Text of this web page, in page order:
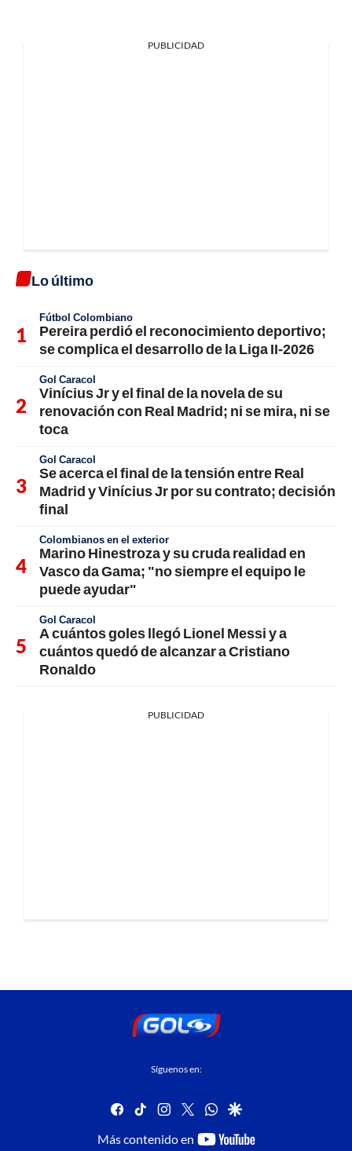
PUBLICIDAD
Lo último
Fútbol Colombiano
Pereira perdió el reconocimiento deportivo;
se complica el desarrollo de la Liga II-2026
Gol Caracol
Vinícius Jr y el final de la novela de su
renovación con Real Madrid; ni se mira, ni se
toca
Gol Caracol
Se acerca el final de la tensión entre Real
Madrid y Vinícius Jr por su contrato; decisión
final
Colombianos en el exterior
Marino Hinestroza y su cruda realidad en
Vasco da Gama; "no siempre el equipo le
puede ayudar"
Gol Caracol
A cuántos goles llegó Lionel Messi y a
cuántos quedó de alcanzar a Cristiano
Ronaldo
PUBLICIDAD
Síguenos en:
facebook
tiktok instagram
twitterwhatsapp
google
Más contenido en
youtube-